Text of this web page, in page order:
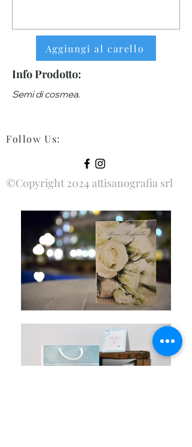
Aggiungi al carello
Info Prodotto:
Semi di cosmea.
Follow Us:
©Copyright 2024 attisanografia srl